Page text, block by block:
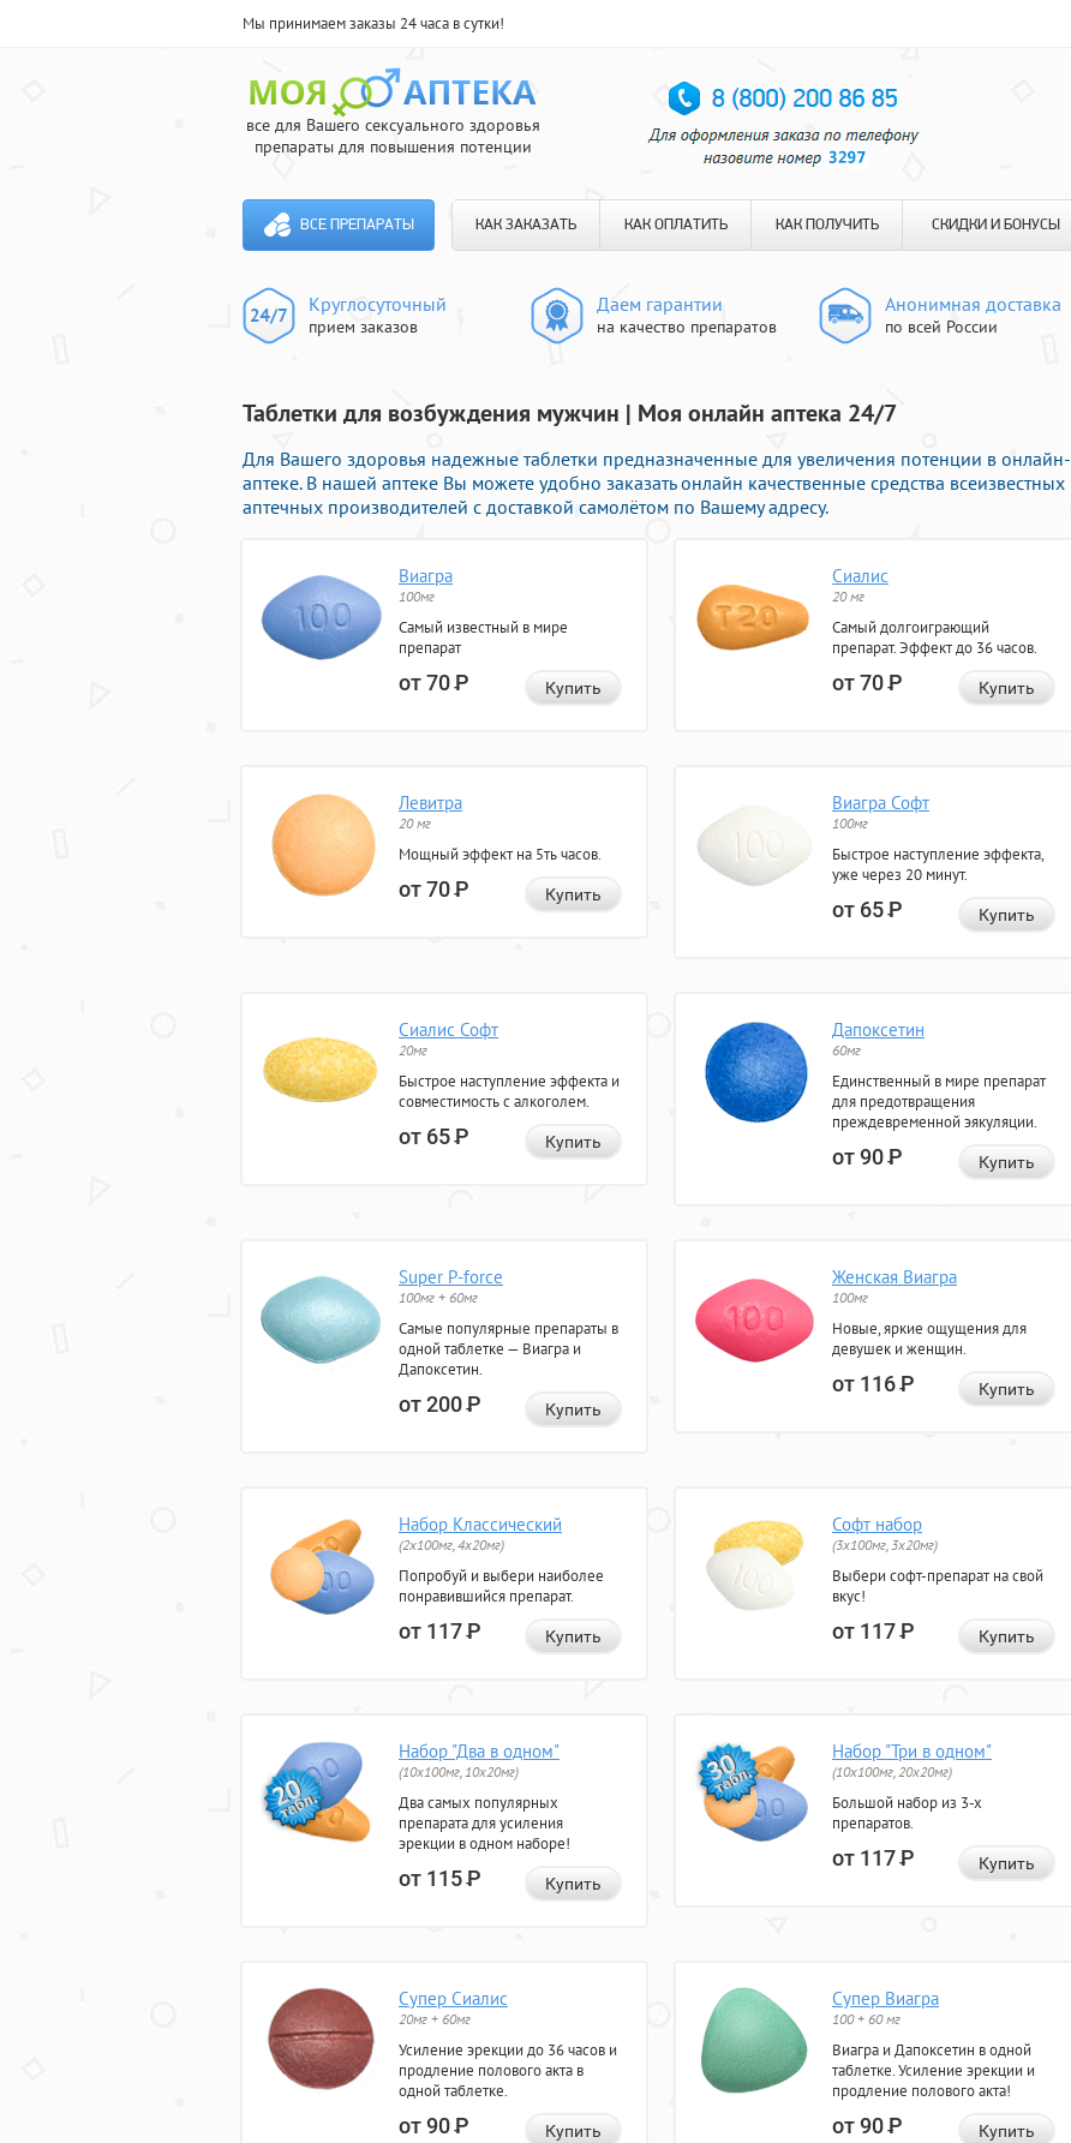
Мы принимаем заказы 24 часа в сутки!
все для Вашего сексуального здоровья
препараты для повышения потенции
ВСЕ ПРЕПАРАТЫ КАК ЗАКАЗАТЬ КАК ОПЛАТИТЬ КАК ПОЛУЧИТЬ СКИДКИ И БОНУСЫ
Круглосуточный
прием заказов
Даем гарантии
на качество препаратов
Анонимная доставка
по всей России
Таблетки для возбуждения мужчин | Моя онлайн аптека 24/7
Для Вашего здоровья надежные таблетки предназначенные для увеличения потенции в онлайн-
аптеке. В нашей аптеке Вы можете удобно заказать онлайн качественные средства всеизвестных
аптечных производителей с доставкой самолётом по Вашему адресу.
Виагра
100мг
Самый известный в мире
препарат
от 70Р Купить
Сиалис
20 мг
Самый долгоиграющий
препарат. Эффект до 36 часов.
от 70Р Купить
Левитра
20 мг
Мощный эффект на 5ть часов.
от 70Р Купить
Виагра Софт
100мг
Быстрое наступление эффекта,
уже через 20 минут.
от 65Р Купить
Сиалис Софт
20мг
Быстрое наступление эффекта и
совместимость с алкоголем.
от 65Р Купить
Дапоксетин
60мг
Единственный в мире препарат
для предотвращения
преждевременной эякуляции.
от 90Р Купить
Super P-force
100мг + 60мг
Самые популярные препараты в
одной таблетке — Виагра и
Дапоксетин.
от 200Р Купить
Женская Виагра
100мг
Новые, яркие ощущения для
девушек и женщин.
от 116Р Купить
Набор Классический
(2x100мг, 4x20мг)
Попробуй и выбери наиболее
понравившийся препарат.
от 117Р Купить
Софт набор
(3x100мг, 3x20мг)
Выбери софт-препарат на свой
вкус!
от 117Р Купить
Набор "Два в одном"
(10x100мг, 10x20мг)
Два самых популярных
препарата для усиления
эрекции в одном наборе!
от 115Р Купить
Набор "Три в одном"
(10x100мг, 20x20мг)
Большой набор из 3-х
препаратов.
от 117Р Купить
Супер Сиалис
20мг + 60мг
Усиление эрекции до 36 часов и
продление полового акта в
одной таблетке.
от 90Р Купить
Супер Виагра
100 + 60 мг
Виагра и Дапоксетин в одной
таблетке. Усиление эрекции и
продление полового акта!
от 90Р Купить